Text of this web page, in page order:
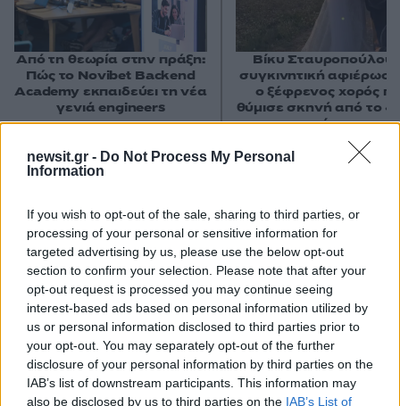
newsit.gr - Do Not Process My Personal
Information
If you wish to opt-out of the sale, sharing to third parties, or
processing of your personal or sensitive information for
targeted advertising by us, please use the below opt-out
section to confirm your selection. Please note that after your
opt-out request is processed you may continue seeing
interest-based ads based on personal information utilized by
us or personal information disclosed to third parties prior to
your opt-out. You may separately opt-out of the further
disclosure of your personal information by third parties on the
IAB’s list of downstream participants. This information may
also be disclosed by us to third parties on the IAB’s List of
Σχόλια
Σχολίασε εδώ
50 /50
Από τη θεωρία στην πράξη:
Πώς το Novibet Backend
Academy εκπαιδεύει τη νέα
γενιά engineers
Βίκυ
συγκινητική αφιέρωση
ο ξέφρενος χορός
θύμισε σκηνή από το
το ταίρι μου»